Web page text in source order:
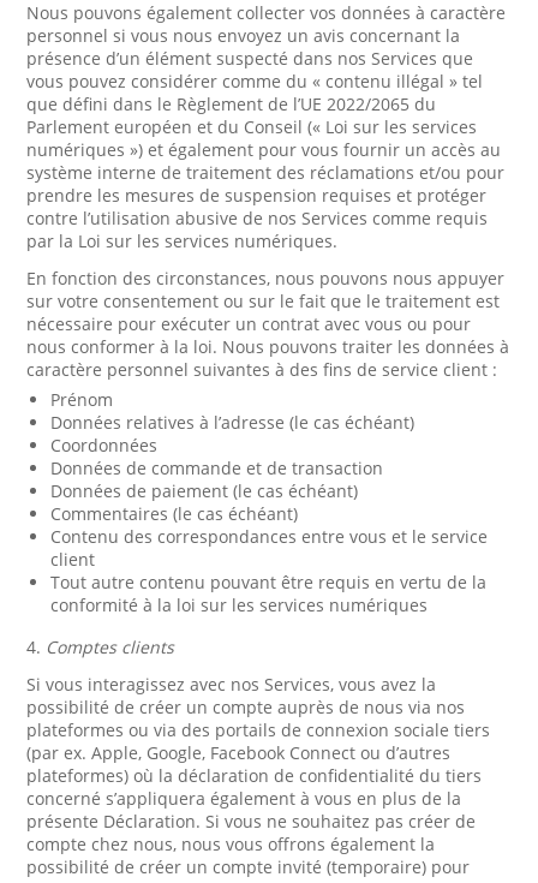
Nous pouvons également collecter vos données à caractère
personnel si vous nous envoyez un avis concernant la
présence d’un élément suspecté dans nos Services que
vous pouvez considérer comme du « contenu illégal » tel
que défini dans le Règlement de l’UE 2022/2065 du
Parlement européen et du Conseil (« Loi sur les services
numériques ») et également pour vous fournir un accès au
système interne de traitement des réclamations et/ou pour
prendre les mesures de suspension requises et protéger
contre l’utilisation abusive de nos Services comme requis
par la Loi sur les services numériques.
En fonction des circonstances, nous pouvons nous appuyer
sur votre consentement ou sur le fait que le traitement est
nécessaire pour exécuter un contrat avec vous ou pour
nous conformer à la loi. Nous pouvons traiter les données à
caractère personnel suivantes à des fins de service client :
Prénom
Données relatives à l’adresse (le cas échéant)
Coordonnées
Données de commande et de transaction
Données de paiement (le cas échéant)
Commentaires (le cas échéant)
Contenu des correspondances entre vous et le service
client
Tout autre contenu pouvant être requis en vertu de la
conformité à la loi sur les services numériques
4. Comptes clients
Si vous interagissez avec nos Services, vous avez la
possibilité de créer un compte auprès de nous via nos
plateformes ou via des portails de connexion sociale tiers
(par ex. Apple, Google, Facebook Connect ou d’autres
plateformes) où la déclaration de confidentialité du tiers
concerné s’appliquera également à vous en plus de la
présente Déclaration. Si vous ne souhaitez pas créer de
compte chez nous, nous vous offrons également la
possibilité de créer un compte invité (temporaire) pour